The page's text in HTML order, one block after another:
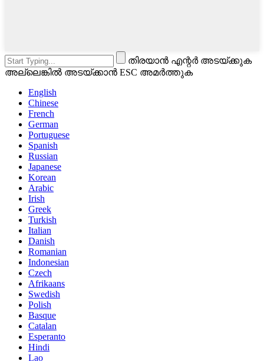
തിരയാൻ എന്റർ അടയ്‌ക്കുക
അല്ലെങ്കിൽ അടയ്‌ക്കാൻ ESC അമർത്തുക
English
Chinese
French
German
Portuguese
Spanish
Russian
Japanese
Korean
Arabic
Irish
Greek
Turkish
Italian
Danish
Romanian
Indonesian
Czech
Afrikaans
Swedish
Polish
Basque
Catalan
Esperanto
Hindi
Lao